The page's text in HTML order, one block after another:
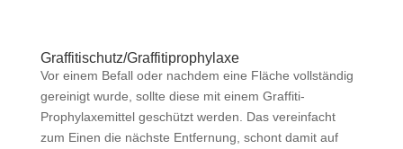
Graffitischutz/Graffitiprophylaxe
Vor einem Befall oder nachdem eine Fläche vollständig
gereinigt wurde, sollte diese mit einem Graffiti-
Prophylaxemittel geschützt werden. Das vereinfacht
zum Einen die nächste Entfernung, schont damit auf